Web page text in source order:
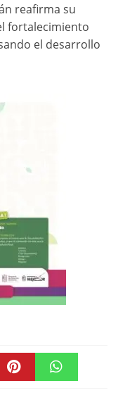
reafirma su
fortalecimiento
el desarrollo